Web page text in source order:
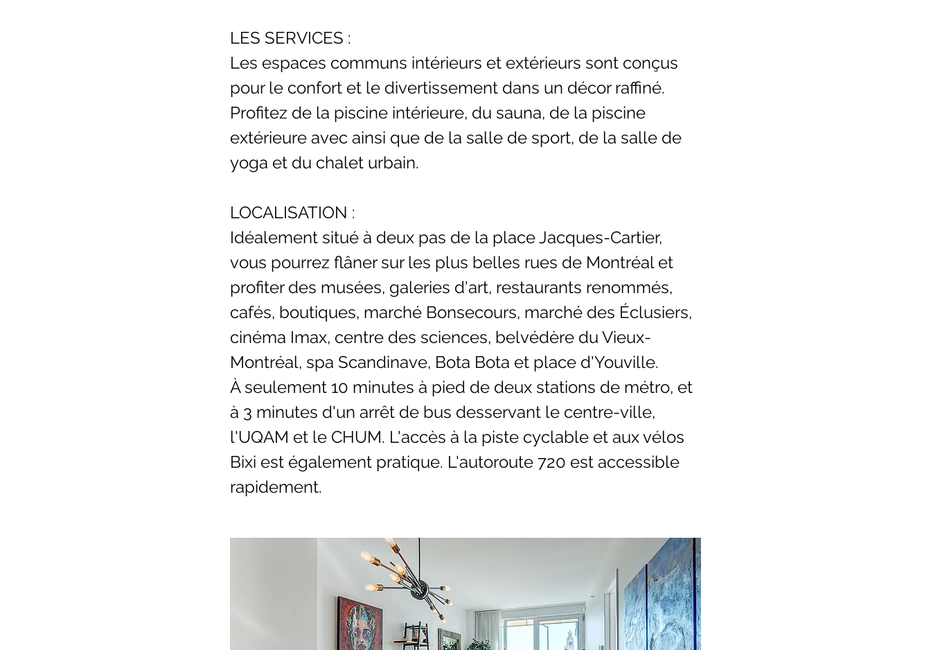
LES SERVICES :
Les espaces communs intérieurs et extérieurs sont conçus
pour le confort et le divertissement dans un décor raffiné.
Profitez de la piscine intérieure, du sauna, de la piscine
extérieure avec ainsi que de la salle de sport, de la salle de
yoga et du chalet urbain.
LOCALISATION :
Idéalement situé à deux pas de la place Jacques-Cartier,
vous pourrez flâner sur les plus belles rues de Montréal et
profiter des musées, galeries d'art, restaurants renommés,
cafés, boutiques, marché Bonsecours, marché des Éclusiers,
cinéma Imax, centre des sciences, belvédère du Vieux-
Montréal, spa Scandinave, Bota Bota et place d'Youville.
À seulement 10 minutes à pied de deux stations de métro, et
à 3 minutes d'un arrêt de bus desservant le centre-ville,
l'UQAM et le CHUM. L'accès à la piste cyclable et aux vélos
Bixi est également pratique. L'autoroute 720 est accessible
rapidement.